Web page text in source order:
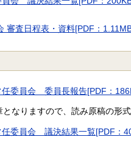
審査日程表・資料[PDF：
委員会 委員長報告[PDF：
なりますので、読み原稿の形
委員会 議決結果一覧[PDF：